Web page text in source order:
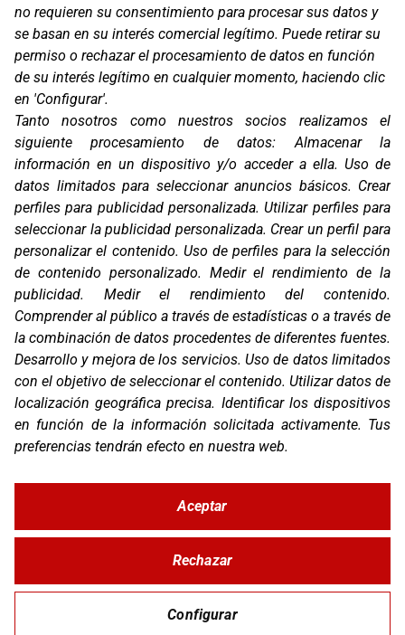
Gavà (Barcelona)
Contacto
T. (+34) 93 638 38 60
Email:corver@corver.es
Marcas
Productos
Compañía
Blog
Contacto
FAQ
Canal Ético
Zona Clientes
Síguenos
© Copyright 2026 Corver.es
DevelopedbyMOTTO
no requieren su consentimiento para procesar sus datos y
se basan en su interés comercial legítimo. Puede retirar su
permiso o rechazar el procesamiento de datos en función
de su interés legítimo en cualquier momento, haciendo clic
en 'Configurar'.
Tanto nosotros como nuestros socios realizamos el
siguiente procesamiento de datos:Almacenar la
información en un dispositivo y/o acceder a ella. Uso de
datos limitados para seleccionar anuncios básicos. Crear
perfiles para publicidad personalizada.Utilizar perfiles para
seleccionar la publicidad personalizada. Crear un perfil para
personalizar el contenido. Uso de perfiles para la selección
de contenido personalizado. Medir el rendimiento de la
publicidad. Medir el rendimiento del contenido.
Comprender al público a través de estadísticas o a través de
la combinación de datos procedentes de diferentes fuentes.
Desarrollo y mejora de los servicios.Uso de datos limitados
con el objetivo de seleccionar el contenido. Utilizar datos de
localización geográfica precisa. Identificar los dispositivos
en función de la información solicitada activamente. Tus
preferencias tendrán efecto en nuestra web.
Configurar
Rechazar
Aceptar